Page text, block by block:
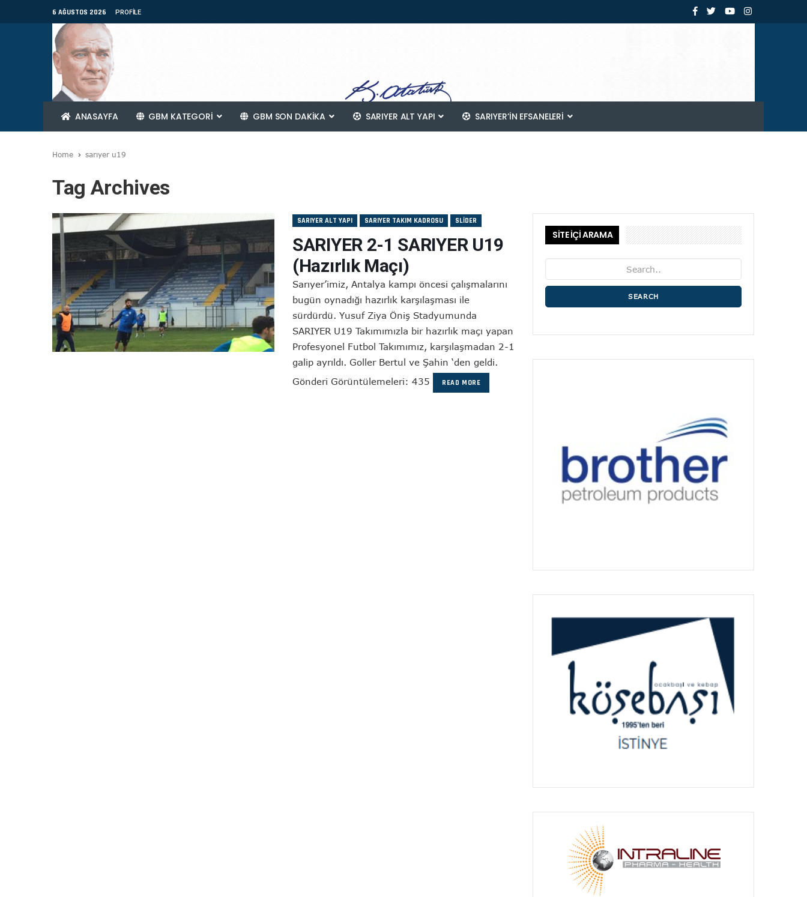
6 AĞUSTOS 2026 PROFILE
ANASAYFA GBM KATEGORİ GBM SON DAKİKA SARIYER ALT YAPI SARIYER’IN EFSANELERI
Home sarıyer u19
Tag Archives
SARIYER ALT YAPI SARIYER TAKIM KADROSU SLIDER
SARIYER 2-1 SARIYER U19
(Hazırlık Maçı)
Sarıyer’imiz, Antalya kampı öncesi çalışmalarını
bugün oynadığı hazırlık karşılaşması ile
sürdürdü. Yusuf Ziya Öniş Stadyumunda
SARIYER U19 Takımımızla bir hazırlık maçı yapan
Profesyonel Futbol Takımımız, karşılaşmadan 2-1
galip ayrıldı. Goller Bertul ve Şahin ‘den geldi.
Gönderi Görüntülemeleri: 435
READ MORE
SİTE İÇİ ARAMA
SEARCH